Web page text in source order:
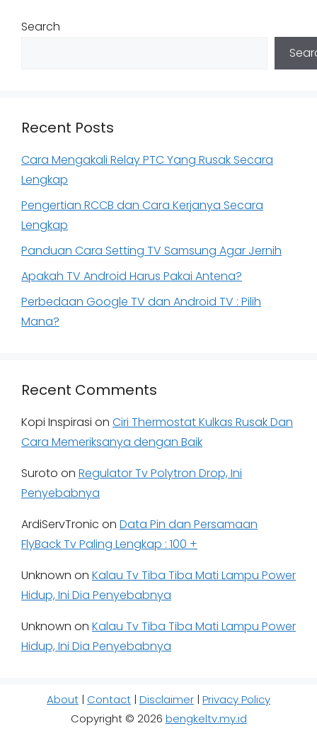
Search
Recent Posts
Cara Mengakali Relay PTC Yang Rusak Secara
Lengkap
Pengertian RCCB dan Cara Kerjanya Secara
Lengkap
Panduan Cara Setting TV Samsung Agar Jernih
Apakah TV Android Harus Pakai Antena?
Perbedaan Google TV dan Android TV : Pilih
Mana?
Recent Comments
Kopi Inspirasi on Ciri Thermostat Kulkas Rusak Dan
Cara Memeriksanya dengan Baik
Suroto on Regulator Tv Polytron Drop, Ini
Penyebabnya
ArdiServTronic on Data Pin dan Persamaan
FlyBack Tv Paling Lengkap : 100 +
Unknown on Kalau Tv Tiba Tiba Mati Lampu Power
Hidup, Ini Dia Penyebabnya
Unknown on Kalau Tv Tiba Tiba Mati Lampu Power
Hidup, Ini Dia Penyebabnya
About | Contact | Disclaimer | Privacy Policy
Copyright © 2026 bengkeltv.my.id